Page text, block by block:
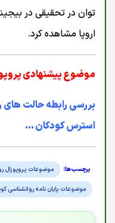
توان در تحقیقی در
اروپا مشاهده کرد.
موضوع پیشنهادی
بررسی رابطه حالت های
استرس کودکان ...
موضوعات پروپوزال
موضوعات پایان نامه روانشناسی